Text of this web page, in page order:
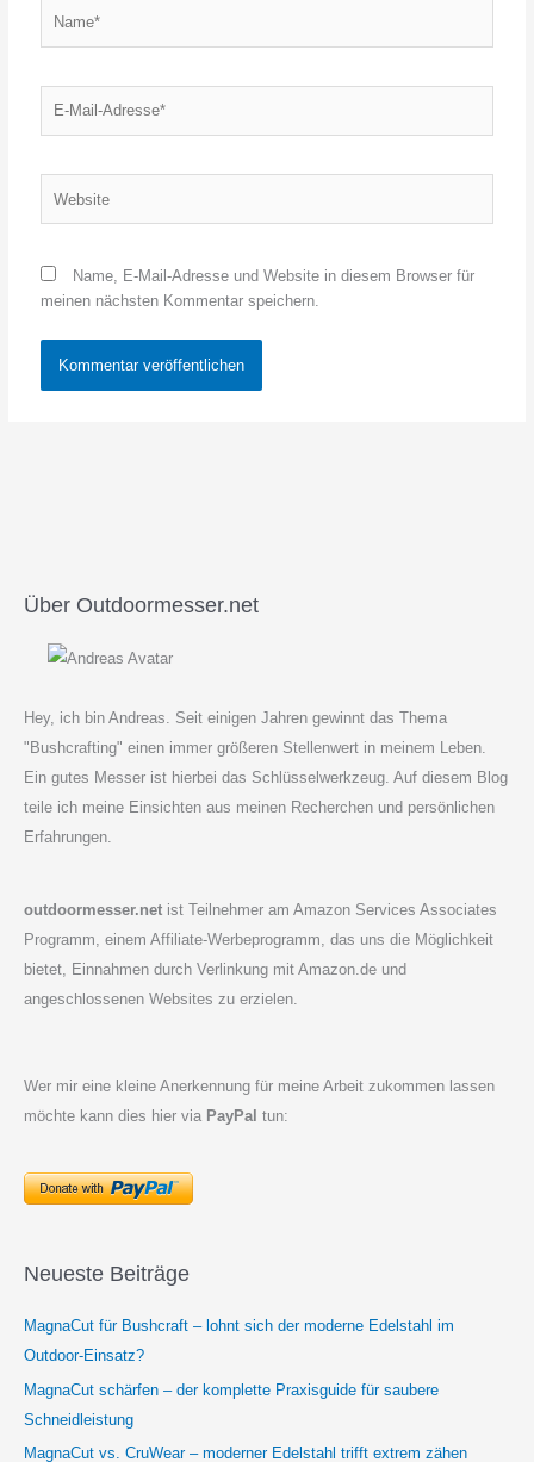
Name, E-Mail-Adresse und Website in diesem Browser für
meinen nächsten Kommentar speichern.
Über Outdoormesser.net
Hey, ich bin Andreas. Seit einigen Jahren gewinnt das Thema
"Bushcrafting" einen immer größeren Stellenwert in meinem Leben.
Ein gutes Messer ist hierbei das Schlüsselwerkzeug. Auf diesem Blog
teile ich meine Einsichten aus meinen Recherchen und persönlichen
Erfahrungen.
outdoormesser.netist Teilnehmer am Amazon Services Associates
Programm, einem Affiliate-Werbeprogramm, das uns die Möglichkeit
bietet, Einnahmen durch Verlinkung mit Amazon.de und
angeschlossenen Websites zu erzielen.
Wer mir eine kleine Anerkennung für meine Arbeit zukommen lassen
möchte kann dies hier via PayPal tun:
Neueste Beiträge
MagnaCut für Bushcraft – lohnt sich der moderne Edelstahl im
Outdoor-Einsatz?
MagnaCut schärfen – der komplette Praxisguide für saubere
Schneidleistung
MagnaCut vs. CruWear – moderner Edelstahl trifft extrem zähen